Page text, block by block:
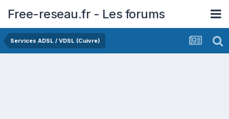
Free-reseau.fr - Les forums
Services ADSL / VDSL (Cuivre)